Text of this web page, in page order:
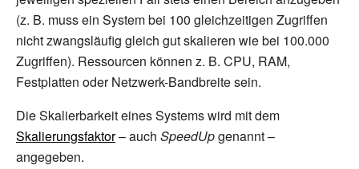
(z. B. muss ein System bei 100 gleichzeitigen Zugriffen
nicht zwangsläufig gleich gut skalieren wie bei 100.000
Zugriffen). Ressourcen können z. B. CPU, RAM,
Festplatten oder Netzwerk-Bandbreite sein.
Die Skalierbarkeit eines Systems wird mit dem
Skalierungsfaktor–auch SpeedUpgenannt–
angegeben.